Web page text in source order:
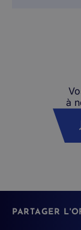
à
PARTAGER